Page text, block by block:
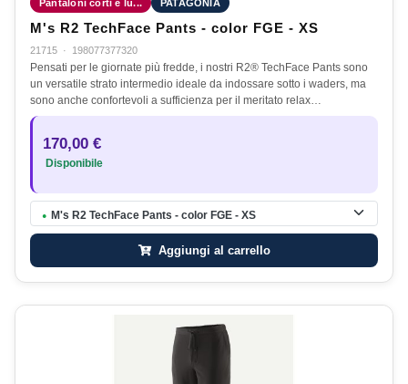
Pantaloni corti e lu... PATAGONIA
M's R2 TechFace Pants - color FGE - XS
21715 · 198077377320
Pensati per le giornate più fredde, i nostri R2® TechFace Pants sono
un versatile strato intermedio ideale da indossare sotto i waders, ma
sono anche confortevoli a sufficienza per il meritato relax…
170,00 €
Disponibile
● M's R2 TechFace Pants - color FGE - XS
Aggiungi al carrello